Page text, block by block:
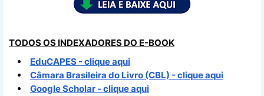
TODOS OS INDEXADORES DO E-BOOK
EduCAPES - clique aqui
Câmara Brasileira do Livro (CBL) - clique aqui
Google Scholar - clique aqui